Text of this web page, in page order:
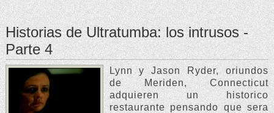
Historias de Ultratumba: los intrusos -
Parte 4
Lynn y Jason Ryder, oriundos
de Meriden, Connecticut
adquieren un historico
restaurante pensando que sera